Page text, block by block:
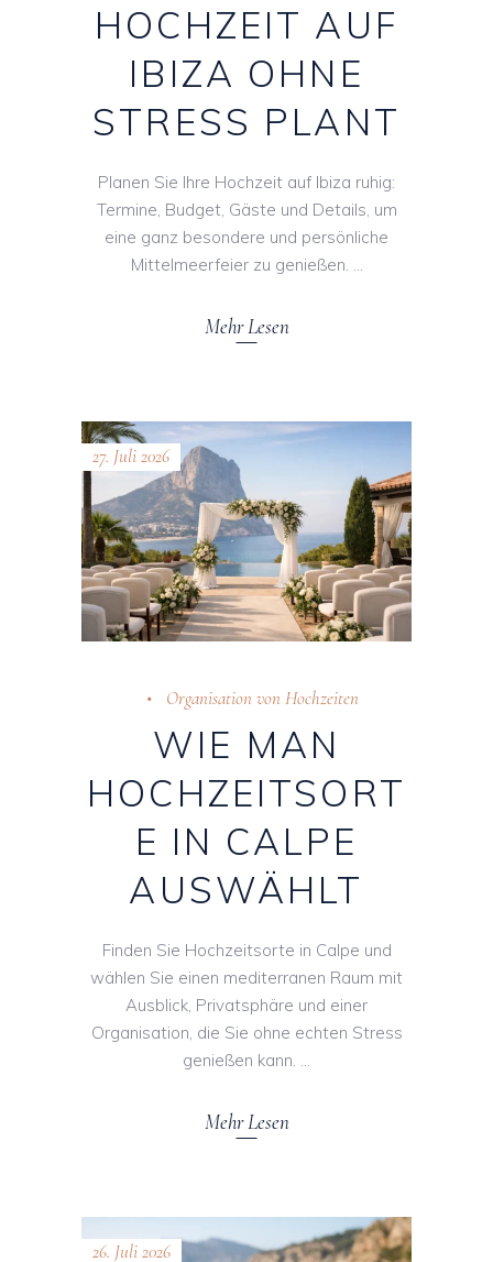
HOCHZEIT AUF
IBIZA OHNE
STRESS PLANT
Planen Sie Ihre Hochzeit auf Ibiza ruhig:
Termine, Budget, Gäste und Details, um
eine ganz besondere und persönliche
Mittelmeerfeier zu genießen.
Mehr Lesen
27. Juli 2026
Organisation von Hochzeiten
WIE MAN
HOCHZEITSORT
E IN CALPE
AUSWÄHLT
Finden Sie Hochzeitsorte in Calpe und
wählen Sie einen mediterranen Raum mit
Ausblick, Privatsphäre und einer
Organisation, die Sie ohne echten Stress
genießen kann.
Mehr Lesen
26. Juli 2026